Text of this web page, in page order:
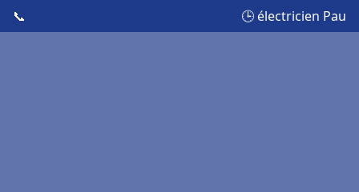
📞 🕒 électricien Pau